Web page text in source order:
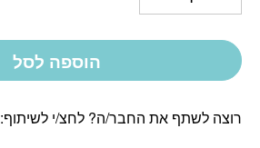
הוספה לסל
רוצה לשתף את החבר/ה? לחצ/י לשיתוף: